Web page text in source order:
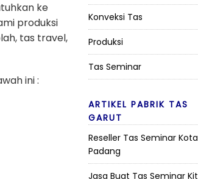
ke
produksi
tas travel,
ini :
Konveksi Tas
Produksi
Tas Seminar
ARTIKEL PABRIK TAS
GARUT
Reseller Tas Seminar Kota
Padang
Jasa Buat Tas Seminar Kit